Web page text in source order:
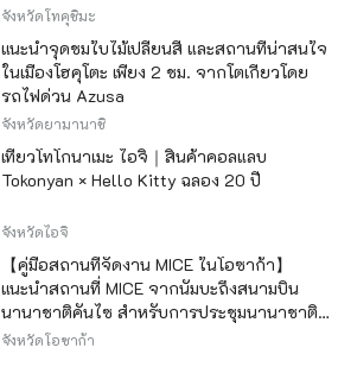
จังหวัดโทคุชิมะ
แนะนำจุดชมใบไม้เปลี่ยนสี และสถานที่น่าสนใจ
ในเมืองโฮคุโตะ เพียง 2 ชม. จากโตเกียวโดย
รถไฟด่วน Azusa
จังหวัดยามานาชิ
เที่ยวโทโกนาเมะ ไอจิ｜สินค้าคอลแลบ
Tokonyan × Hello Kitty ฉลอง 20 ปี
จังหวัดไอจิ
【คู่มือสถานที่จัดงาน MICE ในโอซาก้า】
แนะนำสถานที่ MICE จากนัมบะถึงสนามบิน
นานาชาติคันไซ สำหรับการประชุมนานาชาติ
และกิจกรรมองค์กร
จังหวัดโอซาก้า